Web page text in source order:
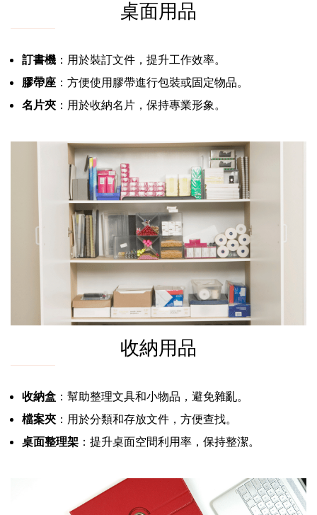
桌面用品
訂書機 ：用於裝訂文件，提升工作效率。
膠帶座 ：方便使用膠帶進行包裝或固定物品。
名片夾 ：用於收納名片，保持專業形象。
收納用品
收納盒 ：幫助整理文具和小物品，避免雜亂。
檔案夾 ：用於分類和存放文件，方便查找。
桌面整理架 ：提升桌面空間利用率，保持整潔。